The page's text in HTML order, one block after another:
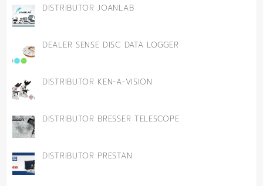
DISTRIBUTOR JOANLAB
DEALER SENSE DISC DATA LOGGER
DISTRIBUTOR KEN-A-VISION
DISTRIBUTOR BRESSER TELESCOPE
DISTRIBUTOR PRESTAN